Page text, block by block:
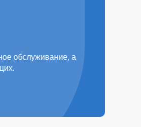
обслуживание, а